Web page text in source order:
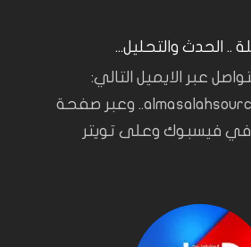
.. الحدث والتحليل...
عبر الايميل التالي:
almasalahsources@gmail.com.. وعبر صفحة
في فيسبوك وعلى تويتر